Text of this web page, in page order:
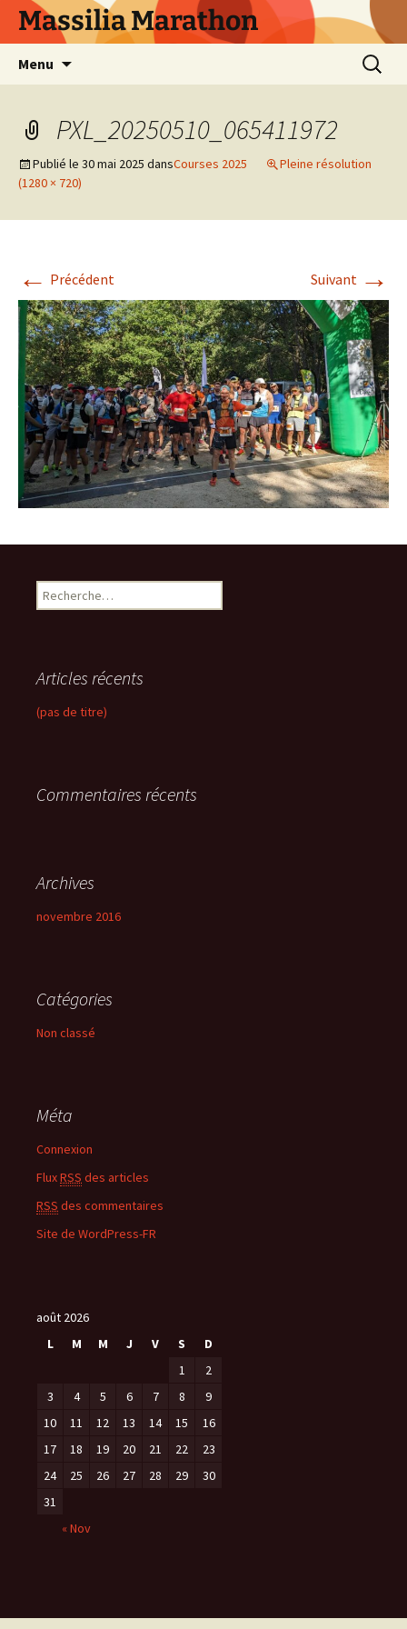
AllerMassilia Marathon
Menu
PXL_20250510_065411972
Publié le 30 mai 2025 dansCourses 2025
Pleine résolution
(1280 × 720)
← Précédent Suivant →
R
e
r
c
h
:
Articles récents
(pas de titre)
Commentaires récents
Archives
novembre 2016
Catégories
Non classé
Méta
Connexion
FluxRSS des articles
RSS des commentaires
Site de WordPress-FR
août 2026
L
M M J V S D
« Nov
1
2
3
4 5 6 7 8
9
10
11 12 13 14 15
16
17
18 19 20 21 22
23
24
25 26 27 28 29
30
31